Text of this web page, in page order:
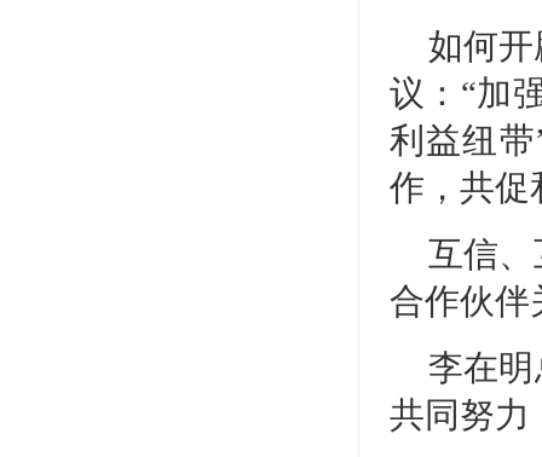
如何
议：“加
利益纽
作，共促
互信
合作伙伴
李在
共同努力